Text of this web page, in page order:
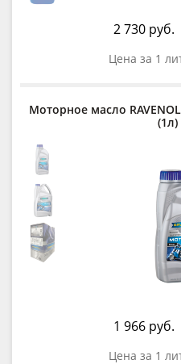
2 730 руб.
Цена за 1
Моторное масло
1 966 руб.
Цена за 1